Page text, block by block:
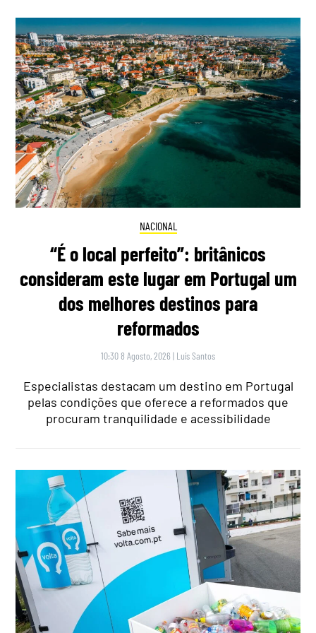
NACIONAL
“É o local perfeito”: britânicos
consideram este lugar em Portugal um
dos melhores destinos para
reformados
10:30 8 Agosto, 2026 | Luís Santos
Especialistas destacam um destino em Portugal
pelas condições que oferece a reformados que
procuram tranquilidade e acessibilidade